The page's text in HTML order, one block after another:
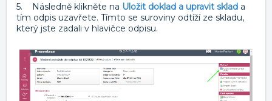
5. Následně klikněte na Uložit doklad a upravit sklad a
tím odpis uzavřete. Tímto se suroviny odtíží ze skladu,
který jste zadali v hlavičce odpisu.